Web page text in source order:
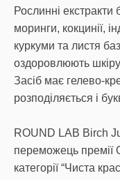
Рослинні екстракти
моринги, кокцинії,
куркуми та листя
оздоровлюють
Засіб має гелево-
розподіляється і
ROUND LAB Birch
переможець премії
категорії “Чиста